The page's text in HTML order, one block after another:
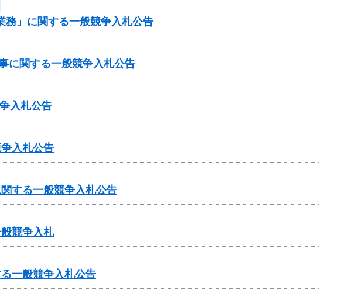
務」に関する一般競争入札公告
に関する一般競争入札公告
入札公告
入札公告
する一般競争入札公告
競争入札
一般競争入札公告